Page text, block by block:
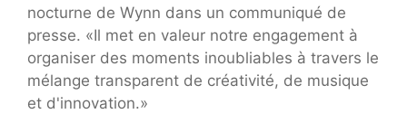
nocturne de Wynn dans un communiqué de
presse. «Il met en valeur notre engagement à
organiser des moments inoubliables à travers le
mélange transparent de créativité, de musique
et d'innovation.»